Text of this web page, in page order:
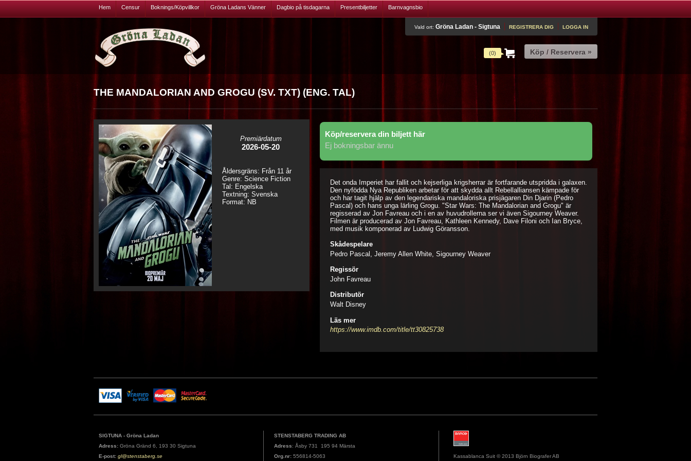
Hem Censur Boknings/Köpvillkor Gröna Ladans Vänner Dagbio på tisdagarna Presentbiljetter Barnvagnsbio
Vald ort: Gröna Ladan - Sigtuna REGISTRERA DIG LOGGA IN
(0)
THE MANDALORIAN AND GROGU (SV. TXT) (ENG. TAL)
Premiärdatum
2026-05-20
Åldersgräns: Från 11 år
Genre: Science Fiction
Tal: Engelska
Textning: Svenska
Format: NB
Köp/reservera din biljett här
Ej bokningsbar ännu
Det onda Imperiet har fallit och kejserliga krigsherrar är fortfarande utspridda i galaxen.
Den nyfödda Nya Republiken arbetar för att skydda allt Rebellalliansen kämpade för
och har tagit hjälp av den legendariska mandaloriska prisjägaren Din Djarin (Pedro
Pascal) och hans unga lärling Grogu. "Star Wars: The Mandalorian and Grogu" är
regisserad av Jon Favreau och i en av huvudrollerna ser vi även Sigourney Weaver.
Filmen är producerad av Jon Favreau, Kathleen Kennedy, Dave Filoni och Ian Bryce,
med musik komponerad av Ludwig Göransson.
Skådespelare
Pedro Pascal, Jeremy Allen White, Sigourney Weaver
Regissör
John Favreau
Distributör
Walt Disney
Läs mer
https://www.imdb.com/title/tt30825738
SIGTUNA - Gröna Ladan
Adress: Gröna Gränd 6, 193 30 Sigtuna
E-post: gl@stenstaberg.se
STENSTABERG TRADING AB
Adress: Åsby 731 195 94 Märsta
Org.nr: 556814-5063 Kassablanca Suit © 2013 Björn Biografer AB